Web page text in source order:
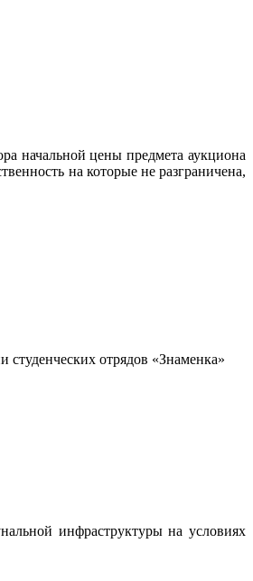
начальной цены предмета аукциона
на которые не разграничена,
отрядов «Знаменка»
инфраструктуры на условиях